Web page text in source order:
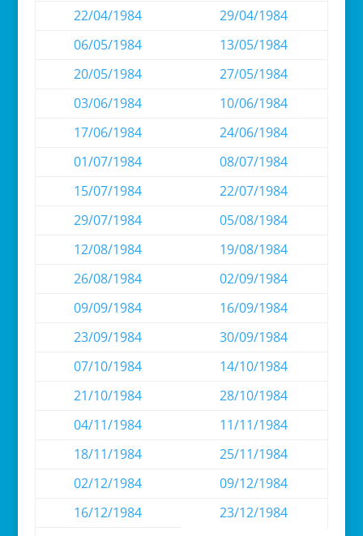
22/04/1984
29/04/1984
06/05/1984
13/05/1984
20/05/1984
27/05/1984
03/06/1984
10/06/1984
17/06/1984
24/06/1984
01/07/1984
08/07/1984
15/07/1984
22/07/1984
29/07/1984
05/08/1984
12/08/1984
19/08/1984
26/08/1984
02/09/1984
09/09/1984
16/09/1984
23/09/1984
30/09/1984
07/10/1984
14/10/1984
21/10/1984
28/10/1984
04/11/1984
11/11/1984
18/11/1984
25/11/1984
02/12/1984
09/12/1984
16/12/1984
23/12/1984